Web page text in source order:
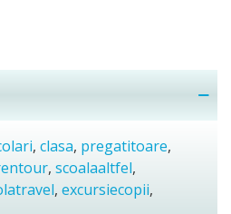
, clasa, pregatitoare,
, scoalaaltfel,
, excursiecopii,